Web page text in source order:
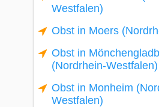
Westfalen)
Obst in Moers
Obst in
(Nordrhein-Westfalen)
Obst in Monheim
Westfalen)